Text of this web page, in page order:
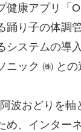
健康アプリ「
踊り子の体調
システムの導
ニック ㈱ との
波おどりを軸
め、インター